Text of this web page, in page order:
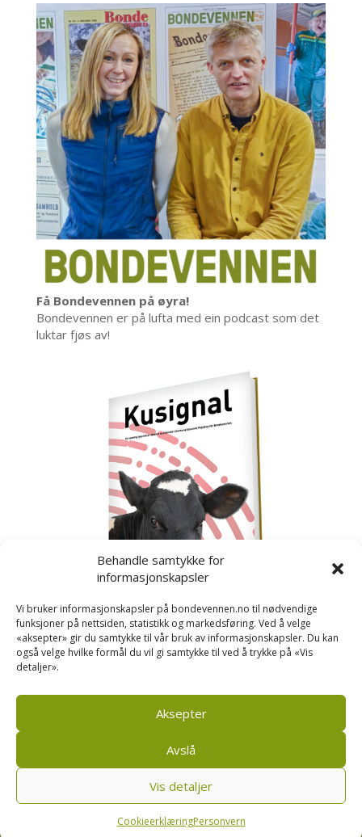
Behandle samtykke for
informasjonskapsler
Vi bruker informasjonskapsler på bondevennen.no til nødvendige
funksjoner på nettsiden, statistikk og markedsføring. Ved å velge
«aksepter» gir du samtykke til vår bruk av informasjonskapsler. Du kan
også velge hvilke formål du vil gi samtykke til ved å trykke på «Vis
detaljer».
Aksepter
Avslå
Vis detaljer
CookieerklæringPersonvern
Få Bondevennen på øyra!
Bondevennen er på lufta med ein podcast som det
luktar fjøs av!
Kusignal
Bondevennen SA, Pb 208, sentrum, 4001 Stavanger
Personvern og cookies regler